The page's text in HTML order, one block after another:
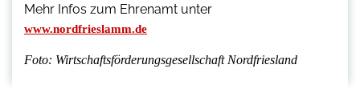
Mehr Infos zum Ehrenamt unter
www.nordfrieslamm.de
Foto: Wirtschaftsförderungsgesellschaft Nordfriesland